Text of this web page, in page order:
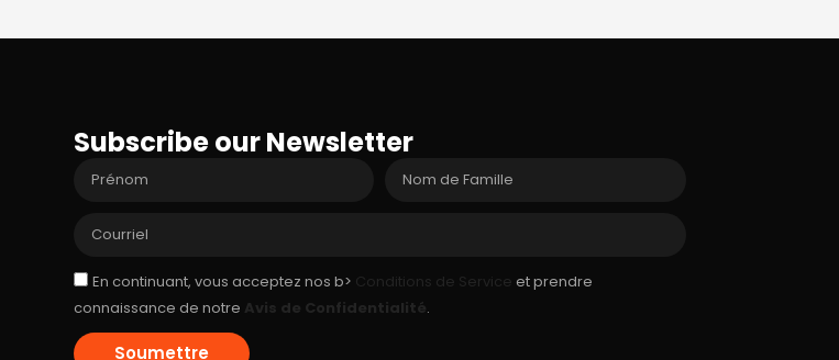
Subscribe our Newsletter
de
Acceptance
En continuant, vous acceptez nos b> Conditions de Service et prendre
connaissance de notre Avis de Confidentialité.
Soumettre